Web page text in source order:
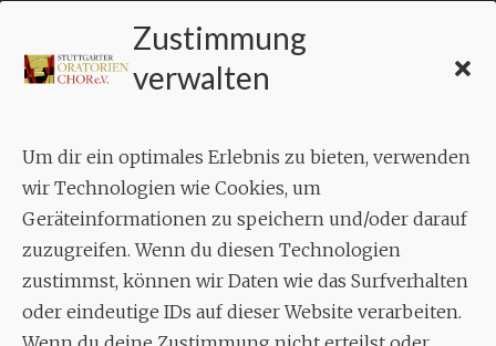
Zustimmung
verwalten
Um dir ein optimales Erlebnis zu bieten, verwenden
wir Technologien wie Cookies, um
Geräteinformationen zu speichern und/oder darauf
zuzugreifen. Wenn du diesen Technologien
zustimmst, können wir Daten wie das Surfverhalten
oder eindeutige IDs auf dieser Website verarbeiten.
KONTAKT
Geschäftsstelle:
Aixheimer Str. 18
70619 Stuttgart
MUSIK
Musikalischer Leiter:
Enrico Trummer